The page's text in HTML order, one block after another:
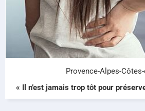
Provence-Alpes-Côtes-
« Il n’est jamais trop tôt pour